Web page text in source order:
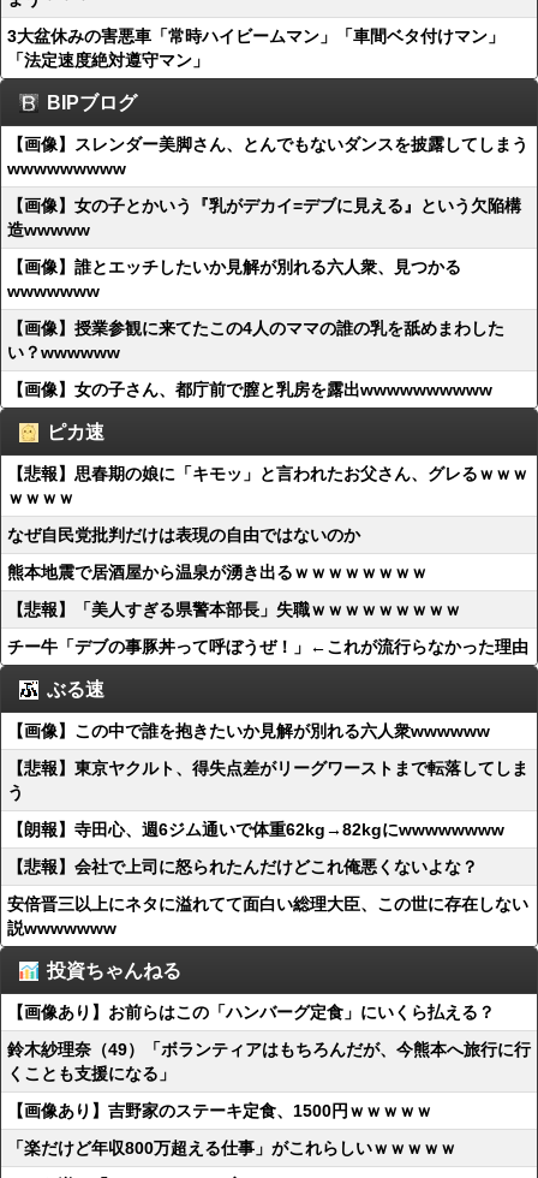
3大盆休みの害悪車「常時ハイビームマン」「車間ベタ付けマン」
「法定速度絶対遵守マン」
BIPブログ
【画像】スレンダー美脚さん、とんでもないダンスを披露してしまう
wwwwwwwww
【画像】女の子とかいう『乳がデカイ=デブに見える』という欠陥構
造wwwww
【画像】誰とエッチしたいか見解が別れる六人衆、見つかる
wwwwwww
【画像】授業参観に来てたこの4人のママの誰の乳を舐めまわした
い？wwwwww
【画像】女の子さん、都庁前で膣と乳房を露出wwwwwwwwww
ピカ速
【悲報】思春期の娘に「キモッ」と言われたお父さん、グレるｗｗｗ
ｗｗｗｗ
なぜ自民党批判だけは表現の自由ではないのか
熊本地震で居酒屋から温泉が湧き出るｗｗｗｗｗｗｗｗ
【悲報】「美人すぎる県警本部長」失職ｗｗｗｗｗｗｗｗｗ
チー牛「デブの事豚丼って呼ぼうぜ！」←これが流行らなかった理由
ぶる速
【画像】この中で誰を抱きたいか見解が別れる六人衆wwwwww
【悲報】東京ヤクルト、得失点差がリーグワーストまで転落してしま
う
【朗報】寺田心、週6ジム通いで体重62kg→82kgにwwwwwwww
【悲報】会社で上司に怒られたんだけどこれ俺悪くないよな？
安倍晋三以上にネタに溢れてて面白い総理大臣、この世に存在しない
説wwwwwww
投資ちゃんねる
【画像あり】お前らはこの「ハンバーグ定食」にいくら払える？
鈴木紗理奈（49）「ボランティアはもちろんだが、今熊本へ旅行に行
くことも支援になる」
【画像あり】吉野家のステーキ定食、1500円ｗｗｗｗｗ
「楽だけど年収800万超える仕事」がこれらしいｗｗｗｗｗ